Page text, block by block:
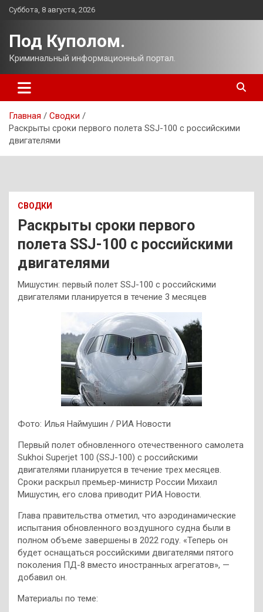
Перейти
Суббота, 8 августа, 2026
Под Куполом.
Криминальный информационный портал.
Главная
Сводки
Раскрыты сроки первого полета SSJ-100 с российскими
двигателями
СВОДКИ
Раскрыты сроки первого
полета SSJ-100 с российскими
двигателями
Мишустин: первый полет SSJ-100 с российскими
двигателями планируется в течение 3 месяцев
Фото: Илья Наймушин / РИА Новости
Первый полет обновленного отечественного самолета
Sukhoi Superjet 100 (SSJ-100) с российскими
двигателями планируется в течение трех месяцев.
Сроки раскрыл премьер-министр России Михаил
Мишустин, его слова приводит РИА Новости.
Глава правительства отметил, что аэродинамические
испытания обновленного воздушного судна были в
полном объеме завершены в 2022 году. «Теперь он
будет оснащаться российскими двигателями пятого
поколения ПД-8 вместо иностранных агрегатов», —
добавил он.
Материалы по теме: